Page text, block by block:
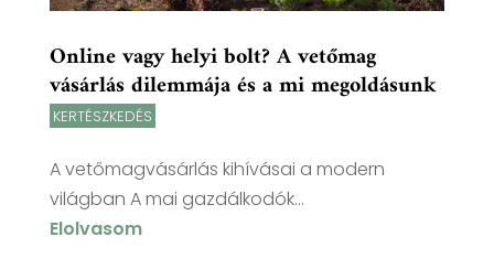
Online vagy helyi bolt? A vetőmag
vásárlás dilemmája és a mi megoldásunk
KERTÉSZKEDÉS
A vetőmagvásárlás kihívásai a modern
világban A mai gazdálkodók...
Elolvasom